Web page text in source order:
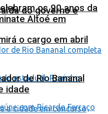
do governo e
o cargo em abril
os 90 anos da
Altoé em
de Rio Bananal
idade